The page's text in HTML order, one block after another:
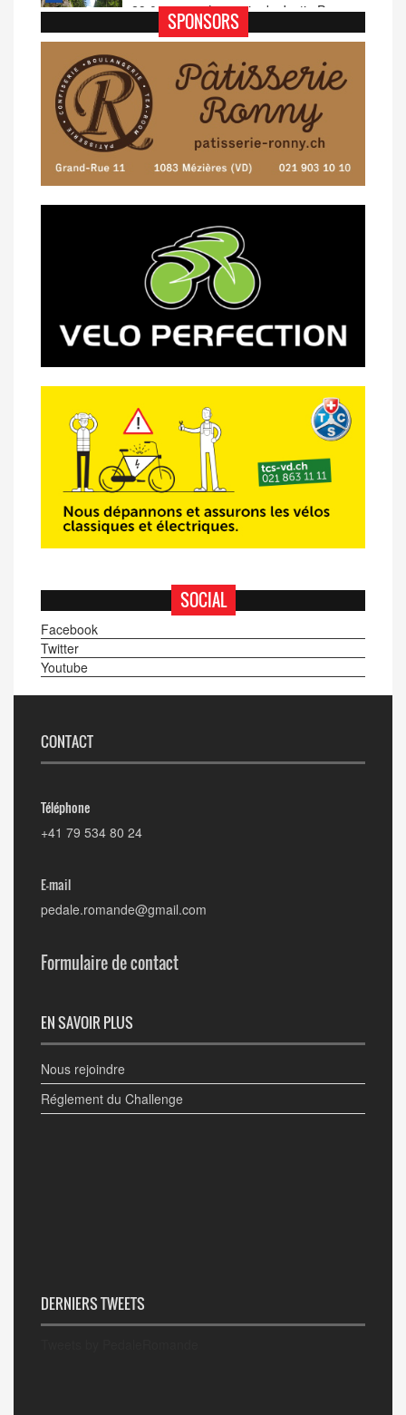
29.06.2018 - La sortie de Justin Paroz
10.03.2018 - Justin Paroz abandonne
en Grèce
08.02.2018 - Justin Paroz : «Passer
professionnel»
SPONSORS
SOCIAL
Facebook
Twitter
Youtube
CONTACT
Téléphone
+41 79 534 80 24
E-mail
pedale.romande@gmail.com
Formulaire de contact
EN SAVOIR PLUS
Nous rejoindre
Réglement du Challenge
DERNIERS TWEETS